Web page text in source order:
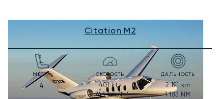
Citation M2
МЕСТА
4
СКОРОСТЬ
401kts
743km/h
ДАЛЬНОСТЬ
2 191 km
1 183 NM